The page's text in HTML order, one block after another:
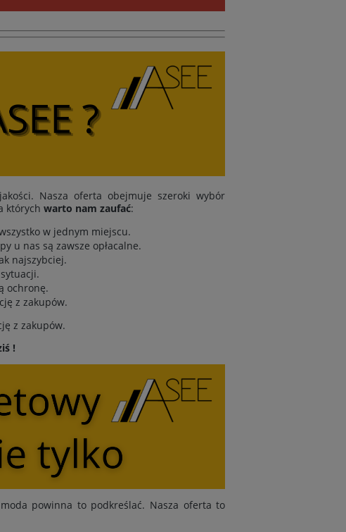
Nasza oferta obejmuje szeroki wybór
których warto nam zaufać:
w jednym miejscu.
u nas są zawsze opłacalne.
najszybciej.
ochronę.
z zakupów.
z zakupów.
!
powinna to podkreślać. Nasza oferta to